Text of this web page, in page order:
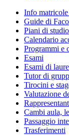
Info
Guide di
Piani di studio
Calendario
Programmi e
Esami
Esami di
Tutor di
Tirocini e
Valutazione
Cambi aula,
Passaggio
Trasferimenti